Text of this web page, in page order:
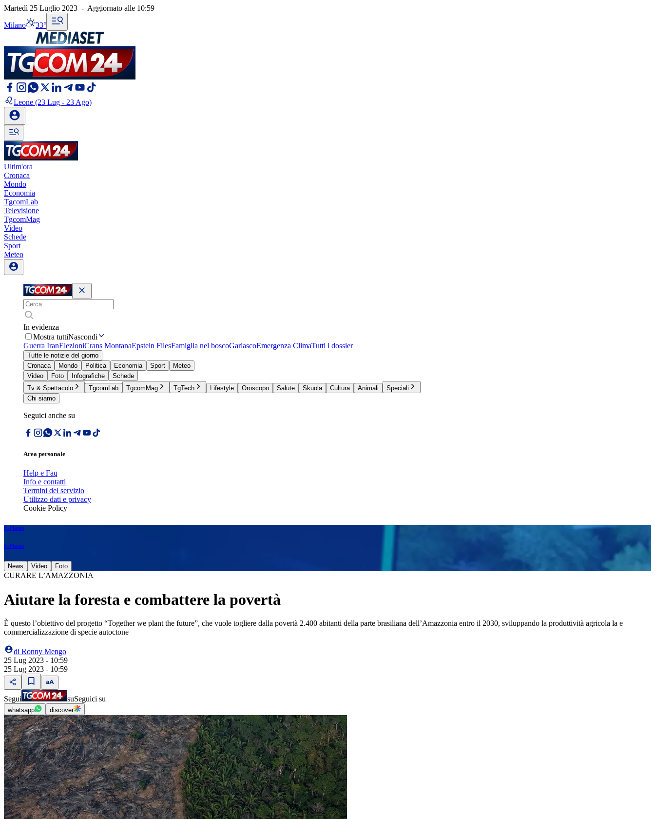
Martedì 25 Luglio 2023 - Aggiornato alle 10:59
Milano 33°
Leone (23 Lug - 23 Ago)
Ultim'ora
Cronaca
Mondo
Economia
TgcomLab
Televisione
TgcomMag
Video
Schede
Sport
Meteo
In evidenza
Mostra tuttiNascondi
Guerra IranElezioniCrans MontanaEpstein FilesFamiglia nel boscoGarlascoEmergenza ClimaTutti i dossier
Tutte le notizie del giorno
Cronaca
Mondo Politica Economia Sport
Meteo
Video
Foto Infografiche
Schede
Tv & Spettacolo
TgcomLab TgcomMag TgTech Lifestyle Oroscopo Salute Skuola Cultura Animali
Speciali
Chi siamo
Seguici anche su
Area personale
Help e Faq
Info e contatti
Termini del servizio
Utilizzo dati e privacy
Cookie Policy
E-Planet
E-Planet
News Video Foto
CURARE L’AMAZZONIA
Aiutare la foresta e combattere la povertà
È questo l’obiettivo del progetto “Together we plant the future”, che vuole togliere dalla povertà 2.400 abitanti della parte brasiliana dell’Amazzonia entro il 2030, sviluppando la produttività agricola la e
commercializzazione di specie autoctone
di Ronny Mengo
25 Lug 2023 - 10:59
25 Lug 2023 - 10:59
Segui suSeguici su
whatsapp discover